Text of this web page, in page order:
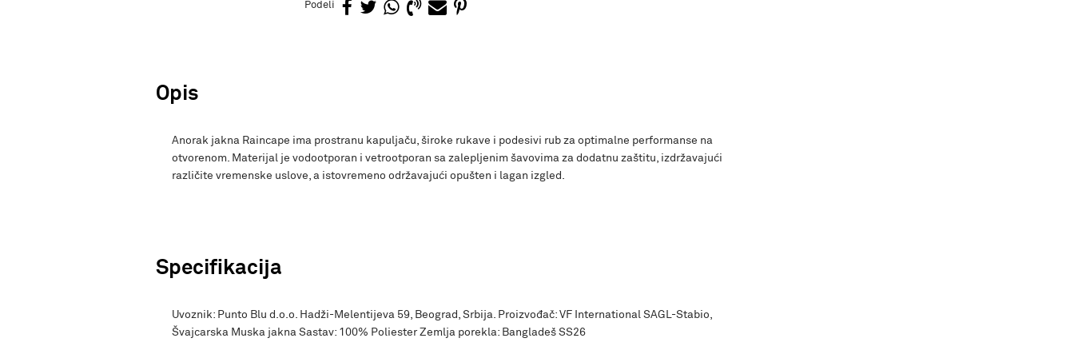
Podeli
Opis
Anorak jakna Raincape ima prostranu kapuljaču, široke rukave i podesivi rub za optimalne performanse na
otvorenom. Materijal je vodootporan i vetrootporan sa zalepljenim šavovima za dodatnu zaštitu, izdržavajući
različite vremenske uslove, a istovremeno održavajući opušten i lagan izgled.
Specifikacija
Uvoznik: Punto Blu d.o.o. Hadži-Melentijeva 59, Beograd, Srbija. Proizvođač: VF International SAGL-Stabio,
Švajcarska Muska jakna Sastav: 100% Poliester Zemlja porekla: Bangladeš SS26